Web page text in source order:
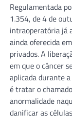
Regulamentada
1.354, de 4 de
intraoperatória já
ainda oferecida
privados. A
em que o câncer
aplicada durante
é tratar o
anormalidade
danificar as